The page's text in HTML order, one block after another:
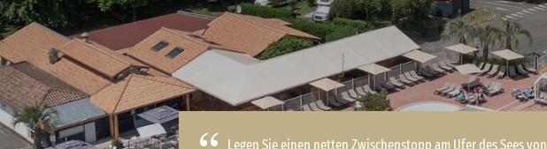
Legen Sie einen netten Zwischenstopp am Ufer des Sees von